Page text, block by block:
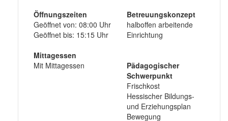
Öffnungszeiten
Geöffnet von: 08:00 Uhr
Geöffnet bis: 15:15 Uhr
Mittagessen
Mit Mittagessen
Betreuungskonzept
halboffen arbeitende
Einrichtung
Pädagogischer
Schwerpunkt
Frischkost
Hessischer Bildungs-
und Erziehungsplan
Bewegung